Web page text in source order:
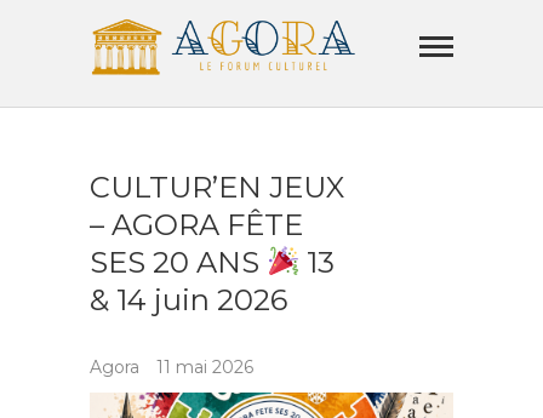
Agora
LE FORUM CULTUREL
CULTUR’EN JEUX
– AGORA FÊTE
SES 20 ANS
13
& 14 juin 2026
Agora 11 mai 2026